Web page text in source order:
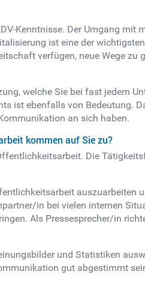
Kenntnisse. Der Umgang mit
ist eine der
verfügen, neue Wege zu
welche Sie bei fast jedem
ist ebenfalls von Bedeutung.
an sich haben.
kommen auf Sie zu?
Die
auszuarbeiten
in bei vielen internen
Als Pressesprecher/in
und Statistiken
gut abgestimmt